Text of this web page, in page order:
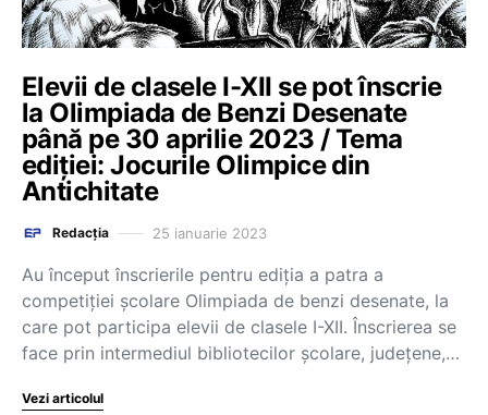
Elevii de clasele I-XII se pot înscrie
la Olimpiada de Benzi Desenate
până pe 30 aprilie 2023 / Tema
ediției: Jocurile Olimpice din
Antichitate
Redacția 25 ianuarie 2023
Au început înscrierile pentru ediția a patra a
competiției școlare Olimpiada de benzi desenate, la
care pot participa elevii de clasele I-XII. Înscrierea se
face prin intermediul bibliotecilor școlare, județene,…
Vezi articolul